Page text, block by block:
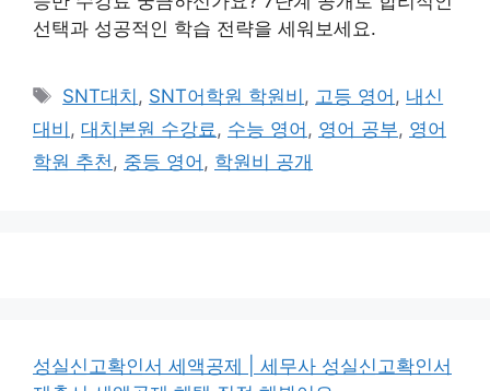
선택과 성공적인 학습 전략을 세워보세요.
태
그
SNT대치 , SNT어학원 학원비 , 고등 영어 , 내신
대비 , 대치본원 수강료 , 수능 영어 , 영어 공부, 영어
학원 추천 , 중등 영어 , 학원비 공개
성실신고확인서 세액공제 | 세무사 성실신고확인서